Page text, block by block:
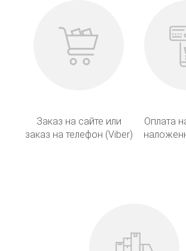
Заказ на сайте или
заказ на телефон (Viber)
Оплата